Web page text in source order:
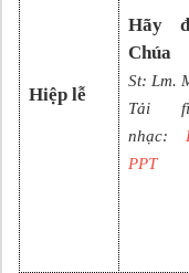
Hiệp lễ
Hãy
Chúa
St: Lm.
Tải
nhạc:
PPT